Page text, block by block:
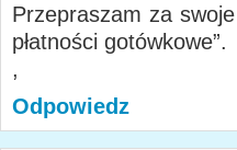
Przepraszam za
płatności gotówkowe”.
,
Odpowiedz